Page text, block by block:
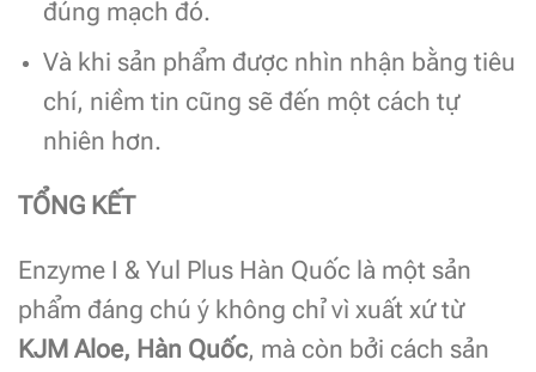
đúng mạch đó.
Và khi sản phẩm được nhìn nhận bằng tiêu
chí, niềm tin cũng sẽ đến một cách tự
nhiên hơn.
TỔNG KẾT
Enzyme I & Yul Plus Hàn Quốc là một sản
phẩm đáng chú ý không chỉ vì xuất xứ từ
KJM Aloe, Hàn Quốc, mà còn bởi cách sản